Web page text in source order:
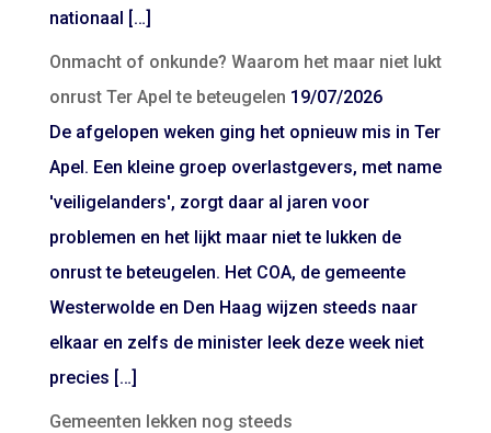
nationaal […]
Onmacht of onkunde? Waarom het maar niet lukt
onrust Ter Apel te beteugelen 19/07/2026
De afgelopen weken ging het opnieuw mis in Ter
Apel. Een kleine groep overlastgevers, met name
'veiligelanders', zorgt daar al jaren voor
problemen en het lijkt maar niet te lukken de
onrust te beteugelen. Het COA, de gemeente
Westerwolde en Den Haag wijzen steeds naar
elkaar en zelfs de minister leek deze week niet
precies […]
Gemeenten lekken nog steeds